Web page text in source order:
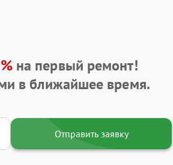
на первый ремонт!
в ближайшее время.
Отправить заявку